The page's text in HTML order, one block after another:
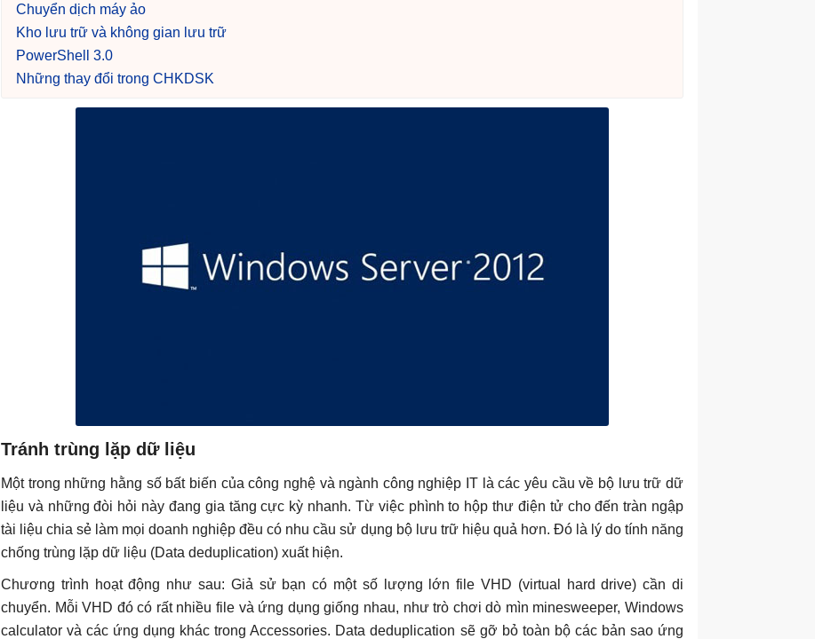
Chuyển dịch máy ảo
Kho lưu trữ và không gian lưu trữ
PowerShell 3.0
Những thay đổi trong CHKDSK
Tránh trùng lặp dữ liệu
Một trong những hằng số bất biến của công nghệ và ngành công nghiệp IT là các yêu cầu về bộ lưu trữ dữ
liệu và những đòi hỏi này đang gia tăng cực kỳ nhanh. Từ việc phình to hộp thư điện tử cho đến tràn ngập
tài liệu chia sẻ làm mọi doanh nghiệp đều có nhu cầu sử dụng bộ lưu trữ hiệu quả hơn. Đó là lý do tính năng
chống trùng lặp dữ liệu (Data deduplication) xuất hiện.
Chương trình hoạt động như sau: Giả sử bạn có một số lượng lớn file VHD (virtual hard drive) cần di
chuyển. Mỗi VHD đó có rất nhiều file và ứng dụng giống nhau, như trò chơi dò mìn minesweeper, Windows
calculator và các ứng dụng khác trong Accessories. Data deduplication sẽ gỡ bỏ toàn bộ các bản sao ứng